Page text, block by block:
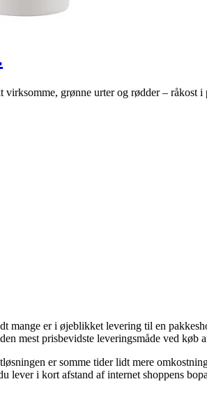
grønne urter og rødder – råkost
er i øjeblikket levering til en
mest prisbevidste leveringsmåde ved
er somme tider lidt mere
lever i kort afstand af internet shoppens